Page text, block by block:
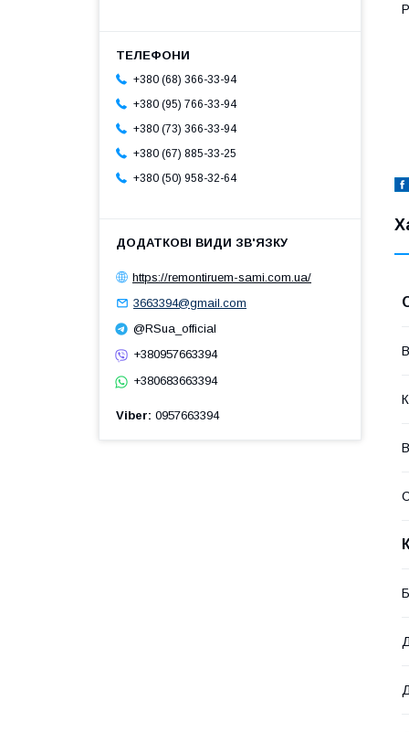
+380 (68) 366-33-94
+380 (95) 766-33-94
+380 (73) 366-33-94
+380 (67) 885-33-25
+380 (50) 958-32-64
https://remontiruem-sami.com.ua/
3663394@gmail.com
@RSua_official
+380957663394
+380683663394
Viber 0957663394